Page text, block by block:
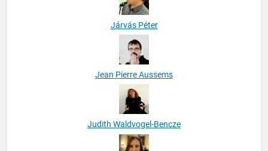
Járvás Péter
Jean Pierre Aussems
Judith Waldvogel-Bencze